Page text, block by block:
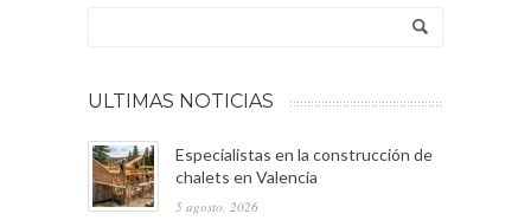
ULTIMAS NOTICIAS
Especialistas en la construcción de
chalets en Valencia
5 agosto, 2026